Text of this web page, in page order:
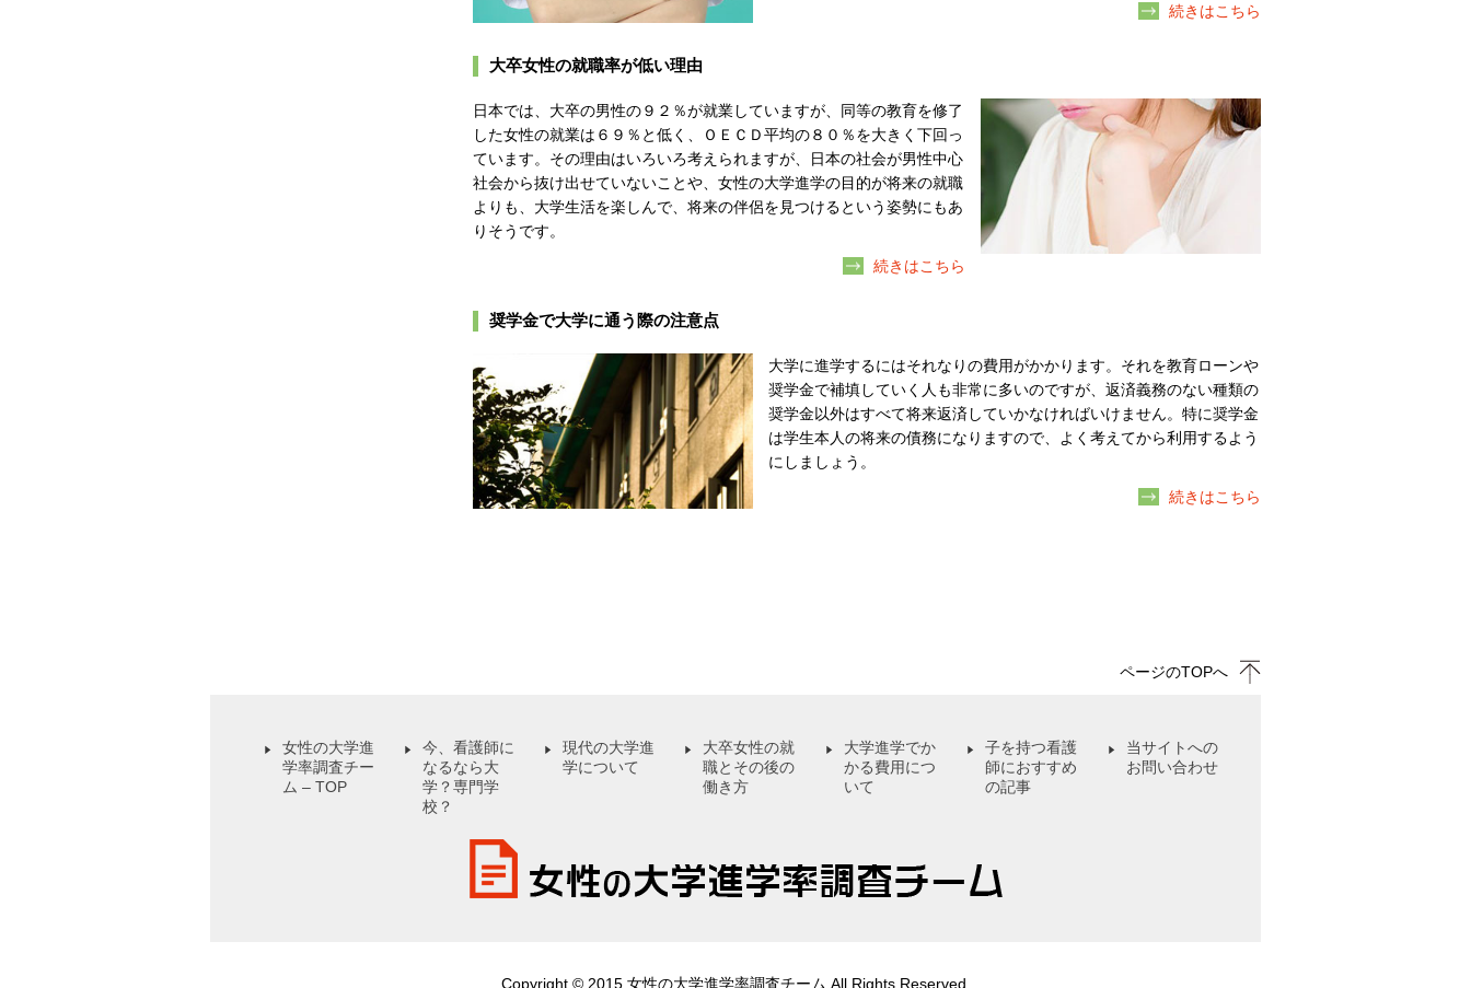
続きはこちら
大卒女性の就職率が低い理由
日本では、大卒の男性の９２％が就業していますが、同等の教育を修了
した女性の就業は６９％と低く、ＯＥＣＤ平均の８０％を大きく下回っ
ています。その理由はいろいろ考えられますが、日本の社会が男性中心
社会から抜け出せていないことや、女性の大学進学の目的が将来の就職
よりも、大学生活を楽しんで、将来の伴侶を見つけるという姿勢にもあ
りそうです。
続きはこちら
奨学金で大学に通う際の注意点
大学に進学するにはそれなりの費用がかかります。それを教育ローンや
奨学金で補填していく人も非常に多いのですが、返済義務のない種類の
奨学金以外はすべて将来返済していかなければいけません。特に奨学金
は学生本人の将来の債務になりますので、よく考えてから利用するよう
にしましょう。
続きはこちら
ページのTOPへ
女性の大学進
学率調査チー
ム – TOP
今、看護師に
なるなら大
学？専門学
校？
現代の大学進
学について
大卒女性の就
職とその後の
働き方
大学進学でか
かる費用につ
いて
子を持つ看護
師におすすめ
の記事
当サイトへの
お問い合わせ
Copyright © 2015 女性の大学進学率調査チーム All Rights Reserved.